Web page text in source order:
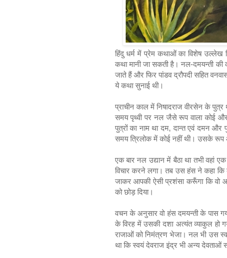
हिंदु धर्म में प्रेम कथाओं का विशेष उल्लेख
कथा मानी जा सकती है। नल-दमयन्ती की
जाते हैं और फिर पांडव द्रौपदी सहित
ये कथा सुनाई थी।
प्राचीन काल में निषादराज वीरसेन के
समय पृथ्वी पर नल जैसे रूप वाला कोई
पुत्रों का नाम था दम, दान्त एवं दमन और
समय त्रिलोक में कोई नहीं थी। उसके रूप
एक बार नल उद्यान में बैठा था तभी
विचार करने लगा। तब उस हंस ने कहा
जाकर आपकी ऐसी प्रशंसा करूँगा कि वो
को छोड़ दिया।
वचन के अनुसार वो हंस दमयन्ती के पास
के विरह में उसकी दशा अत्यंत व्याकुल
राजाओं को निमंत्रण भेजा। नल भी उस
था कि स्वयं देवराज इंद्र भी अन्य देवताओं